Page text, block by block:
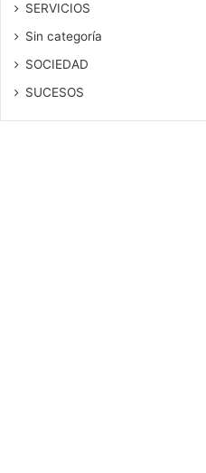
SERVICIOS
Sin categoría
SOCIEDAD
SUCESOS